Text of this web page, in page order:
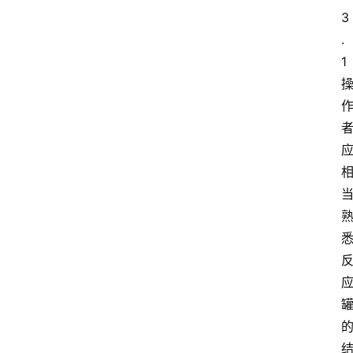
3
.
1
操
作
者
应
相
当
熟
悉
反
应
罐
的
结